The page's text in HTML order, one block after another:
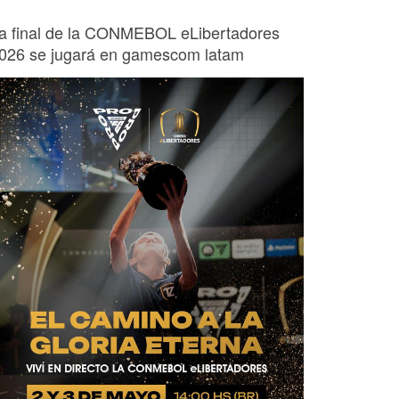
final de la CONMEBOL eLibertadores
se jugará en gamescom latam